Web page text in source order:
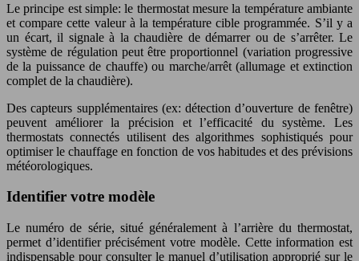
Le principe est simple: le thermostat mesure la température ambiante
et compare cette valeur à la température cible programmée. S’il y a
un écart, il signale à la chaudière de démarrer ou de s’arrêter. Le
système de régulation peut être proportionnel (variation progressive
de la puissance de chauffe) ou marche/arrêt (allumage et extinction
complet de la chaudière).
Des capteurs supplémentaires (ex: détection d’ouverture de fenêtre)
peuvent améliorer la précision et l’efficacité du système. Les
thermostats connectés utilisent des algorithmes sophistiqués pour
optimiser le chauffage en fonction de vos habitudes et des prévisions
météorologiques.
Identifier votre modèle
Le numéro de série, situé généralement à l’arrière du thermostat,
permet d’identifier précisément votre modèle. Cette information est
indispensable pour consulter le manuel d’utilisation approprié sur le